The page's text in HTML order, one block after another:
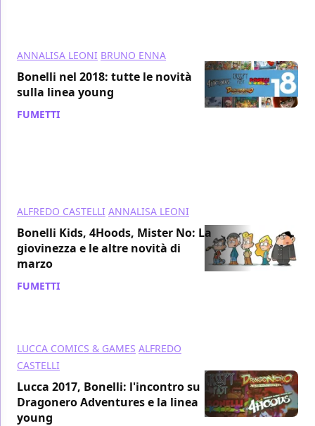
ANNALISA LEONI BRUNO ENNA
Bonelli nel 2018: tutte le novità
sulla linea young
FUMETTI
ALFREDO CASTELLI ANNALISA LEONI
Bonelli Kids, 4Hoods, Mister No: La
giovinezza e le altre novità di
marzo
FUMETTI
LUCCA COMICS & GAMES ALFREDO
CASTELLI
Lucca 2017, Bonelli: l'incontro su
Dragonero Adventures e la linea
young